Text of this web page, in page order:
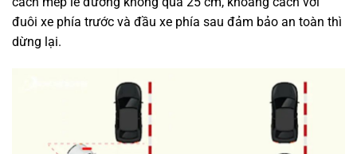
đuôi xe phía trước và đầu xe phía sau đảm bảo an toàn thì
dừng lại.